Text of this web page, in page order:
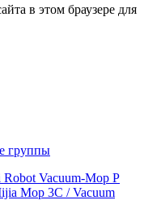
в этом браузере для
группы
Vacuum-Mop P
Mop 3C / Vacuum